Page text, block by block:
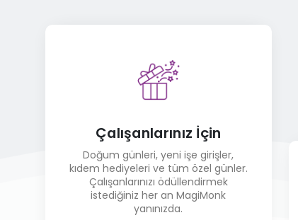
Çalışanlarınız İçin
Doğum günleri, yeni işe girişler,
kıdem hediyeleri ve tüm özel günler.
Çalışanlarınızı ödüllendirmek
istediğiniz her an MagiMonk
yanınızda.